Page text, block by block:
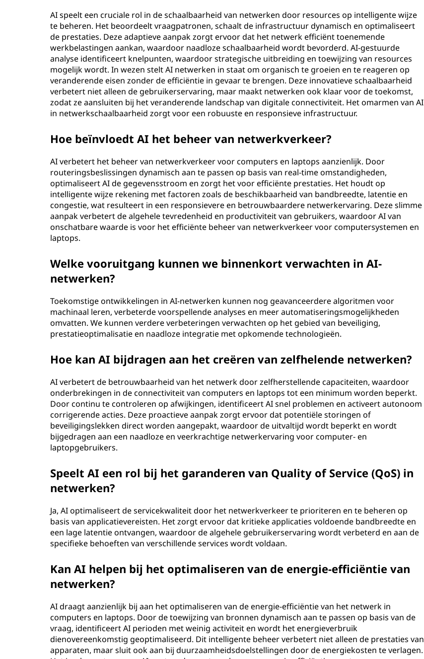
AI speelt een cruciale rol in de schaalbaarheid van netwerken door resources op intelligente wijze
te beheren. Het beoordeelt vraagpatronen, schaalt de infrastructuur dynamisch en optimaliseert
de prestaties. Deze adaptieve aanpak zorgt ervoor dat het netwerk efficiënt toenemende
werkbelastingen aankan, waardoor naadloze schaalbaarheid wordt bevorderd. AI-gestuurde
analyse identificeert knelpunten, waardoor strategische uitbreiding en toewijzing van resources
mogelijk wordt. In wezen stelt AI netwerken in staat om organisch te groeien en te reageren op
veranderende eisen zonder de efficiëntie in gevaar te brengen. Deze innovatieve schaalbaarheid
verbetert niet alleen de gebruikerservaring, maar maakt netwerken ook klaar voor de toekomst,
zodat ze aansluiten bij het veranderende landschap van digitale connectiviteit. Het omarmen van AI
in netwerkschaalbaarheid zorgt voor een robuuste en responsieve infrastructuur.
Hoe beïnvloedt AI het beheer van netwerkverkeer?
AI verbetert het beheer van netwerkverkeer voor computers en laptops aanzienlijk. Door
routeringsbeslissingen dynamisch aan te passen op basis van real-time omstandigheden,
optimaliseert AI de gegevensstroom en zorgt het voor efficiënte prestaties. Het houdt op
intelligente wijze rekening met factoren zoals de beschikbaarheid van bandbreedte, latentie en
congestie, wat resulteert in een responsievere en betrouwbaardere netwerkervaring. Deze slimme
aanpak verbetert de algehele tevredenheid en productiviteit van gebruikers, waardoor AI van
onschatbare waarde is voor het efficiënte beheer van netwerkverkeer voor computersystemen en
laptops.
Welke vooruitgang kunnen we binnenkort verwachten in AI-
netwerken?
Toekomstige ontwikkelingen in AI-netwerken kunnen nog geavanceerdere algoritmen voor
machinaal leren, verbeterde voorspellende analyses en meer automatiseringsmogelijkheden
omvatten. We kunnen verdere verbeteringen verwachten op het gebied van beveiliging,
prestatieoptimalisatie en naadloze integratie met opkomende technologieën.
Hoe kan AI bijdragen aan het creëren van zelfhelende netwerken?
AI verbetert de betrouwbaarheid van het netwerk door zelfherstellende capaciteiten, waardoor
onderbrekingen in de connectiviteit van computers en laptops tot een minimum worden beperkt.
Door continu te controleren op afwijkingen, identificeert AI snel problemen en activeert autonoom
corrigerende acties. Deze proactieve aanpak zorgt ervoor dat potentiële storingen of
beveiligingslekken direct worden aangepakt, waardoor de uitvaltijd wordt beperkt en wordt
bijgedragen aan een naadloze en veerkrachtige netwerkervaring voor computer- en
laptopgebruikers.
Speelt AI een rol bij het garanderen van Quality of Service (QoS) in
netwerken?
Ja, AI optimaliseert de servicekwaliteit door het netwerkverkeer te prioriteren en te beheren op
basis van applicatievereisten. Het zorgt ervoor dat kritieke applicaties voldoende bandbreedte en
een lage latentie ontvangen, waardoor de algehele gebruikerservaring wordt verbeterd en aan de
specifieke behoeften van verschillende services wordt voldaan.
Kan AI helpen bij het optimaliseren van de energie-efficiëntie van
netwerken?
AI draagt aanzienlijk bij aan het optimaliseren van de energie-efficiëntie van het netwerk in
computers en laptops. Door de toewijzing van bronnen dynamisch aan te passen op basis van de
vraag, identificeert AI perioden met weinig activiteit en wordt het energieverbruik
dienovereenkomstig geoptimaliseerd. Dit intelligente beheer verbetert niet alleen de prestaties van
apparaten, maar sluit ook aan bij duurzaamheidsdoelstellingen door de energiekosten te verlagen.